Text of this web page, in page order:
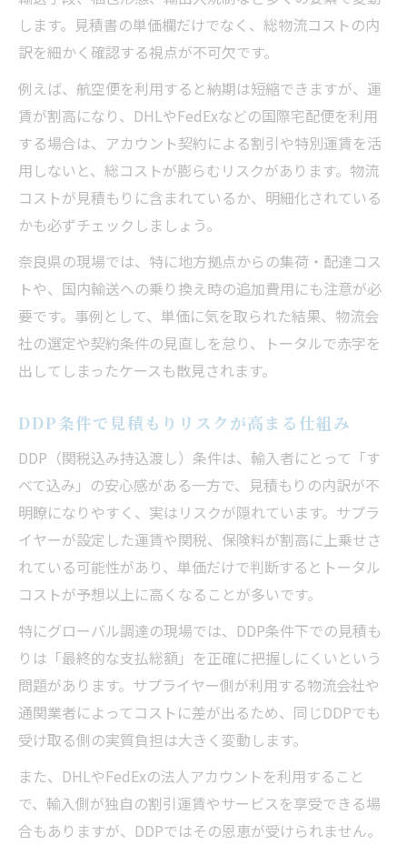
します。見積書の単価欄だけでなく、総物流コストの内
訳を細かく確認する視点が不可欠です。
例えば、航空便を利用すると納期は短縮できますが、運
賃が割高になり、DHLやFedExなどの国際宅配便を利用
する場合は、アカウント契約による割引や特別運賃を活
用しないと、総コストが膨らむリスクがあります。物流
コストが見積もりに含まれているか、明細化されている
かも必ずチェックしましょう。
奈良県の現場では、特に地方拠点からの集荷・配達コス
トや、国内輸送への乗り換え時の追加費用にも注意が必
要です。事例として、単価に気を取られた結果、物流会
社の選定や契約条件の見直しを怠り、トータルで赤字を
出してしまったケースも散見されます。
DDP条件で見積もりリスクが高まる仕組み
DDP（関税込み持込渡し）条件は、輸入者にとって「す
べて込み」の安心感がある一方で、見積もりの内訳が不
明瞭になりやすく、実はリスクが隠れています。サプラ
イヤーが設定した運賃や関税、保険料が割高に上乗せさ
れている可能性があり、単価だけで判断するとトータル
コストが予想以上に高くなることが多いです。
特にグローバル調達の現場では、DDP条件下での見積も
りは「最終的な支払総額」を正確に把握しにくいという
問題があります。サプライヤー側が利用する物流会社や
通関業者によってコストに差が出るため、同じDDPでも
受け取る側の実質負担は大きく変動します。
また、DHLやFedExの法人アカウントを利用すること
で、輸入側が独自の割引運賃やサービスを享受できる場
合もありますが、DDPではその恩恵が受けられません。